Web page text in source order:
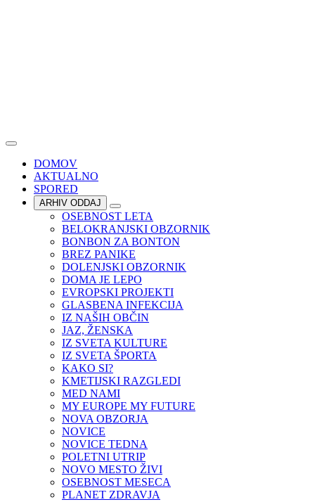
DOMOV
AKTUALNO
SPORED
ARHIV ODDAJ
OSEBNOST LETA
BELOKRANJSKI OBZORNIK
BONBON ZA BONTON
BREZ PANIKE
DOLENJSKI OBZORNIK
DOMA JE LEPO
EVROPSKI PROJEKTI
GLASBENA INFEKCIJA
IZ NAŠIH OBČIN
JAZ, ŽENSKA
IZ SVETA KULTURE
IZ SVETA ŠPORTA
KAKO SI?
KMETIJSKI RAZGLEDI
MED NAMI
MY EUROPE MY FUTURE
NOVA OBZORJA
NOVICE
NOVICE TEDNA
POLETNI UTRIP
NOVO MESTO ŽIVI
OSEBNOST MESECA
PLANET ZDRAVJA